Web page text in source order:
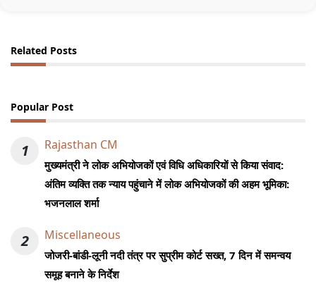
Related Posts
Popular Post
1 Rajasthan CM
मुख्यमंत्री ने लोक अभियोजकों एवं विधि अधिकारियों से किया संवाद:
अंतिम व्यक्ति तक न्याय पहुंचाने में लोक अभियोजकों की अहम भूमिका:
भजनलाल शर्मा
2 Miscellaneous
जोजरी-बांडी-लूनी नदी तंत्र पर सुप्रीम कोर्ट सख्त, 7 दिन में समन्वय
समूह बनाने के निर्देश